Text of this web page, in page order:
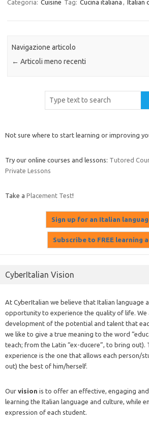
Categoria: Cuisine Tag: Cucina italiana Italian
Navigazione articolo
← Articoli meno recenti
Not sure where to start learning or improving
Try our online courses and lessons: Tutored
Private Lessons
Take a Placement Test!
CyberItalian Vision
At CyberItalian we believe that Italian language
opportunity to experience the quality of life. We
development of the potential and talent that
we like to give a true meaning to the word
teach; from the Latin “ex-ducere”, to bring out).
experience is the one that allows each person/
out) the best of him/herself.
Our vision is to offer an effective, engaging
learning the Italian language and culture, while
expression of each student.